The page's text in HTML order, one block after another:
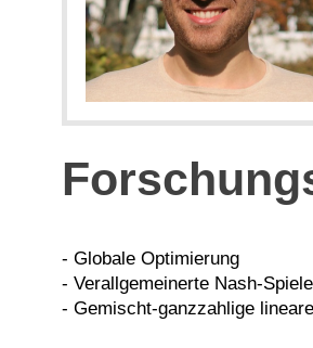
- Globale Optimierung
- Verallgemeinerte Nash-Spiele
- Gemischt-ganzzahlige